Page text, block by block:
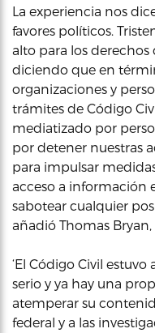
La experiencia nos
favores políticos.
alto para los derechos
diciendo que en
organizaciones y
trámites de Código
mediatizado por
por detener nuestras
para impulsar
acceso a información
sabotear cualquier
añadió Thomas
‘El Código Civil
serio y ya hay una
atemperar su
federal y a las